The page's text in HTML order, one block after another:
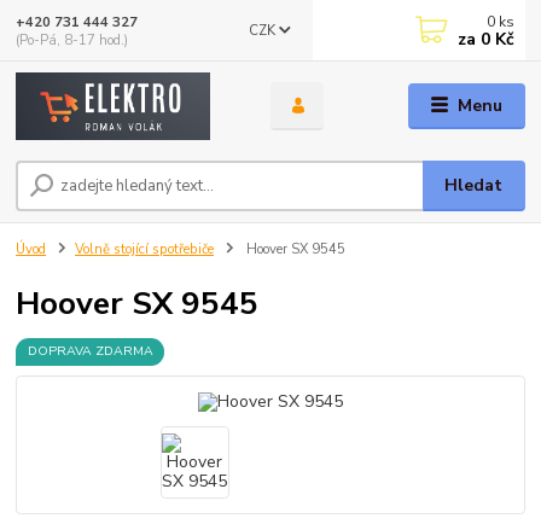
Menu
CZK
Hledat
+420 731 444 327
(Po-Pá, 8-17 hod.)
0 ks
za 0 Kč
Úvod Volně stojící spotřebiče Hoover SX 9545
Hoover SX 9545
DOPRAVA ZDARMA